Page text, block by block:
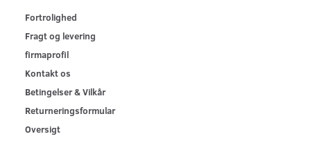
Fortrolighed
Fragt og levering
firmaprofil
Kontakt os
Betingelser & Vilkår
Returneringsformular
Oversigt